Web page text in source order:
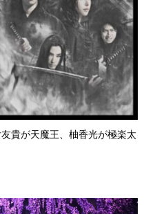
貴が天魔王、柚香光が極楽太